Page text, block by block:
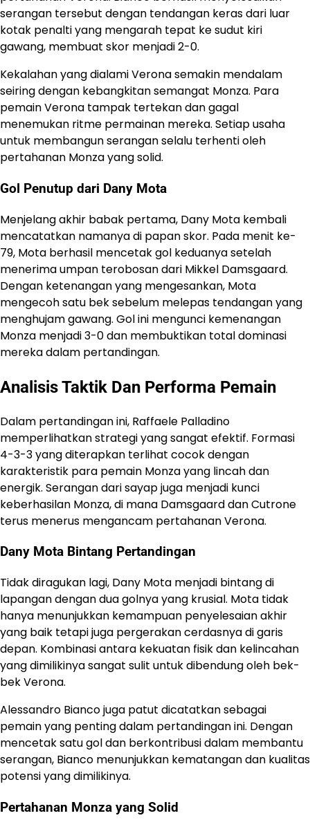
serangan tersebut dengan tendangan keras dari luar
kotak penalti yang mengarah tepat ke sudut kiri
gawang, membuat skor menjadi 2-0.
Kekalahan yang dialami Verona semakin mendalam
seiring dengan kebangkitan semangat Monza. Para
pemain Verona tampak tertekan dan gagal
menemukan ritme permainan mereka. Setiap usaha
untuk membangun serangan selalu terhenti oleh
pertahanan Monza yang solid.
Gol Penutup dari Dany Mota
Menjelang akhir babak pertama, Dany Mota kembali
mencatatkan namanya di papan skor. Pada menit ke-
79, Mota berhasil mencetak gol keduanya setelah
menerima umpan terobosan dari Mikkel Damsgaard.
Dengan ketenangan yang mengesankan, Mota
mengecoh satu bek sebelum melepas tendangan yang
menghujam gawang. Gol ini mengunci kemenangan
Monza menjadi 3-0 dan membuktikan total dominasi
mereka dalam pertandingan.
Analisis Taktik Dan Performa Pemain
Dalam pertandingan ini, Raffaele Palladino
memperlihatkan strategi yang sangat efektif. Formasi
4-3-3 yang diterapkan terlihat cocok dengan
karakteristik para pemain Monza yang lincah dan
energik. Serangan dari sayap juga menjadi kunci
keberhasilan Monza, di mana Damsgaard dan Cutrone
terus menerus mengancam pertahanan Verona.
Dany Mota Bintang Pertandingan
Tidak diragukan lagi, Dany Mota menjadi bintang di
lapangan dengan dua golnya yang krusial. Mota tidak
hanya menunjukkan kemampuan penyelesaian akhir
yang baik tetapi juga pergerakan cerdasnya di garis
depan. Kombinasi antara kekuatan fisik dan kelincahan
yang dimilikinya sangat sulit untuk dibendung oleh bek-
bek Verona.
Alessandro Bianco juga patut dicatatkan sebagai
pemain yang penting dalam pertandingan ini. Dengan
mencetak satu gol dan berkontribusi dalam membantu
serangan, Bianco menunjukkan kematangan dan kualitas
potensi yang dimilikinya.
Pertahanan Monza yang Solid